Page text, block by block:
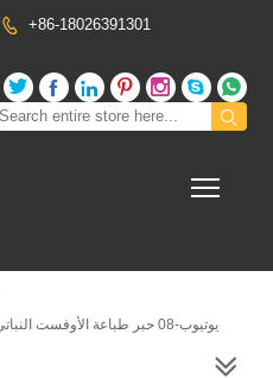
 +86-18026391301
     


يوتيوب-08 حبر طباعة الأوفست النباتي الخالي من المركبات العضوية المتطايرة